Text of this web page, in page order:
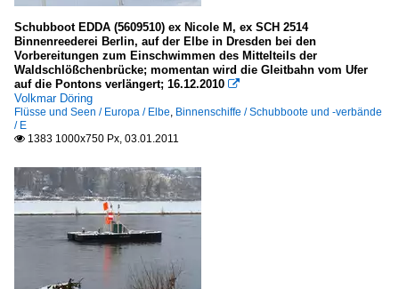
Schubboot EDDA (5609510) ex Nicole M, ex SCH 2514
Binnenreederei Berlin, auf der Elbe in Dresden bei den
Vorbereitungen zum Einschwimmen des Mittelteils der
Waldschlößchenbrücke; momentan wird die Gleitbahn vom Ufer
auf die Pontons verlängert; 16.12.2010 
Volkmar Döring
Flüsse und Seen / Europa / Elbe, Binnenschiffe / Schubboote und -verbände
/ E
 1383 1000x750 Px, 03.01.2011